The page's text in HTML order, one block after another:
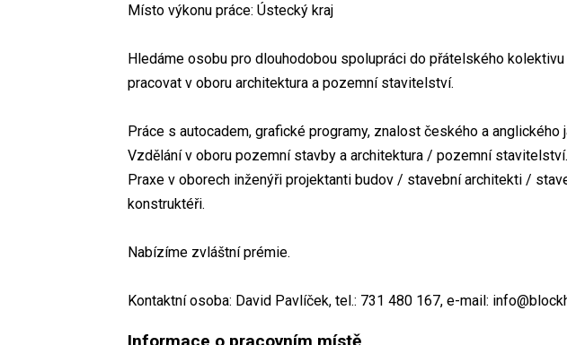
Místo výkonu práce: Ústecký kraj
Hledáme osobu pro dlouhodobou spolupráci do přátelského
pracovat v oboru architektura a pozemní stavitelství.
Práce s autocadem, grafické programy, znalost českého a anglického
Vzdělání v oboru pozemní stavby a architektura / pozemní stavitelství.
Praxe v oborech inženýři projektanti budov / stavební architekti /
konstruktéři.
Nabízíme zvláštní prémie.
Kontaktní osoba: David Pavlíček, tel.: 731 480 167, e-mail:
Informace o pracovním místě